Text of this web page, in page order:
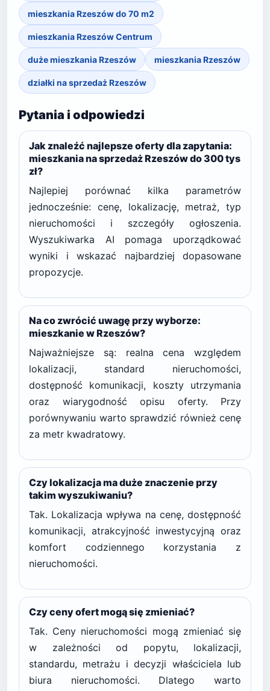
mieszkania Rzeszów do 70 m2
mieszkania Rzeszów Centrum
duże mieszkania Rzeszów mieszkania Rzeszów
działki na sprzedaż Rzeszów
Pytania i odpowiedzi
Jak znaleźć najlepsze oferty dla zapytania:
mieszkania na sprzedaż Rzeszów do 300 tys
zł?
Najlepiej porównać kilka parametrów
jednocześnie: cenę, lokalizację, metraż, typ
nieruchomości i szczegóły ogłoszenia.
Wyszukiwarka AI pomaga uporządkować
wyniki i wskazać najbardziej dopasowane
propozycje.
Na co zwrócić uwagę przy wyborze:
mieszkanie w Rzeszów?
Najważniejsze są: realna cena względem
lokalizacji, standard nieruchomości,
dostępność komunikacji, koszty utrzymania
oraz wiarygodność opisu oferty. Przy
porównywaniu warto sprawdzić również cenę
za metr kwadratowy.
Czy lokalizacja ma duże znaczenie przy
takim wyszukiwaniu?
Tak. Lokalizacja wpływa na cenę, dostępność
komunikacji, atrakcyjność inwestycyjną oraz
komfort codziennego korzystania z
nieruchomości.
Czy ceny ofert mogą się zmieniać?
Tak. Ceny nieruchomości mogą zmieniać się
w zależności od popytu, lokalizacji,
standardu, metrażu i decyzji właściciela lub
biura nieruchomości. Dlatego warto